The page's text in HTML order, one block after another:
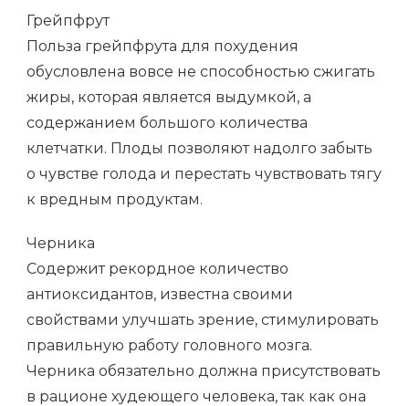
Грейпфрут
Польза грейпфрута для похудения
обусловлена вовсе не способностью сжигать
жиры, которая является выдумкой, а
содержанием большого количества
клетчатки. Плоды позволяют надолго забыть
о чувстве голода и перестать чувствовать тягу
к вредным продуктам.
Черника
Содержит рекордное количество
антиоксидантов, известна своими
свойствами улучшать зрение, стимулировать
правильную работу головного мозга.
Черника обязательно должна присутствовать
в рационе худеющего человека, так как она